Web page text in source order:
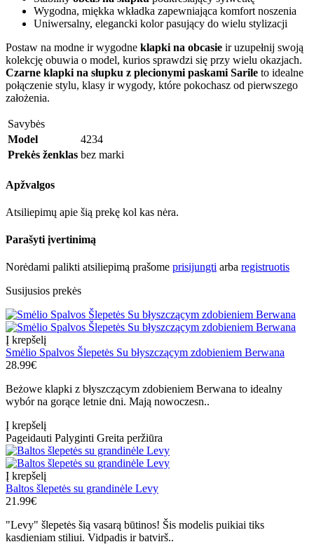
Wygodna, miękka wkładka zapewniająca komfort noszenia
Uniwersalny, elegancki kolor pasujący do wielu stylizacji
Postaw na modne ir wygodne klapki na obcasie ir uzupełnij swoją
kolekcję obuwia o model, kurios sprawdzi się przy wielu okazjach.
Czarne klapki na słupku z plecionymi paskami Sarile to idealne
połączenie stylu, klasy ir wygody, które pokochasz od pierwszego
założenia.
Savybės
Model
4234
Prekės ženklas bez marki
Apžvalgos
Atsiliepimų apie šią prekę kol kas nėra.
Parašyti įvertinimą
Norėdami palikti atsiliepimą prašome prisijungti arba registruotis
Susijusios prekės
Į krepšelį
Smėlio Spalvos Šlepetės Su błyszczącym zdobieniem Berwana
28.99€
Beżowe klapki z błyszczącym zdobieniem Berwana to idealny
wybór na gorące letnie dni. Mają nowoczesn..
Į krepšelį
Pageidauti Palyginti Greita peržiūra
Į krepšelį
Baltos šlepetės su grandinėle Levy
21.99€
"Levy" šlepetės šią vasarą būtinos! Šis modelis puikiai tiks
kasdieniam stiliui. Vidpadis ir batvirš..